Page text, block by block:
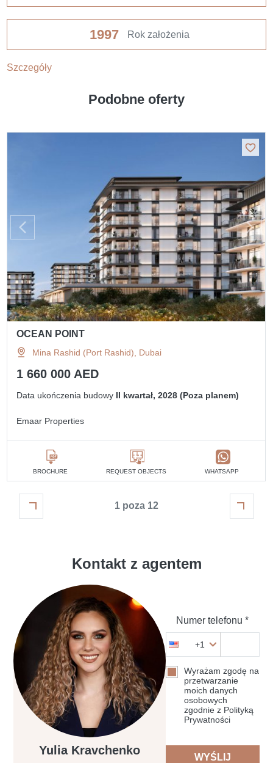
1997 Rok założenia
Szczegóły
Podobne oferty
OCEAN POINT
Mina Rashid (Port Rashid), Dubai
1 660 000 AED
Data ukończenia budowy II kwartał, 2028 (Poza planem)
Emaar Properties
BROCHURE REQUEST OBJECTS WHATSAPP
1 poza 12
Kontakt z agentem
Yulia Kravchenko
Numer telefonu *
+1
Wyrażam zgodę na
przetwarzanie
moich danych
osobowych
zgodnie z Polityką
Prywatności
WYŚLIJ